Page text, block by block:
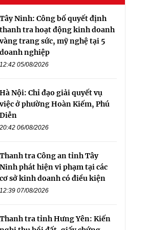
Tây Ninh: Công bố quyết định
thanh tra hoạt động kinh doanh
vàng trang sức, mỹ nghệ tại 5
doanh nghiệp
12:42 05/08/2026
Hà Nội: Chỉ đạo giải quyết vụ
việc ở phường Hoàn Kiếm, Phú
Diễn
20:42 06/08/2026
Thanh tra Công an tỉnh Tây
Ninh phát hiện vi phạm tại các
cơ sở kinh doanh có điều kiện
12:39 07/08/2026
Thanh tra tỉnh Hưng Yên: Kiến